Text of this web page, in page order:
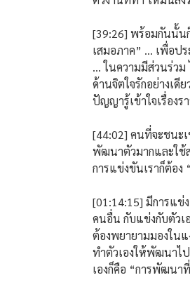
[39:26] พร้อมกันนั้น
เสมอภาค” ... เพื่อป
... ในความมีส่วนร่วม
ด้านจิตใจรักอย่างเดี
ปัญญารู้เข้าใจเรื่องร
[44:02] คนที่จะชนะ
พัฒนาตัวมากและใ
การแข่งขันเราก็ต้อง
[01:14:15] มีการแข่
คนอื่น กับแข่งกับตัวเ
ต้องพยายามมองในแ
ทำตัวเองให้พัฒนาไ
เองก็คือ “การพัฒนา